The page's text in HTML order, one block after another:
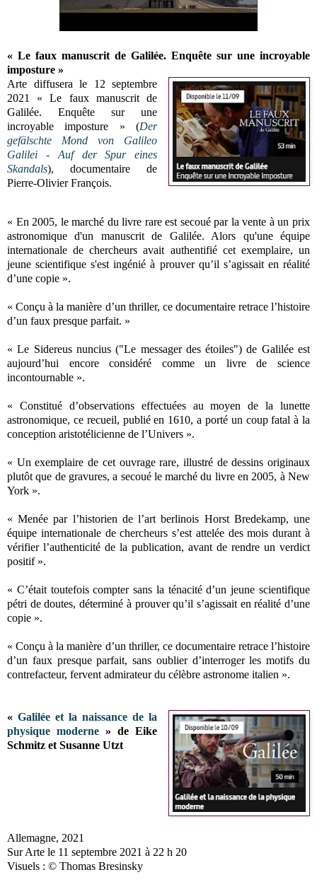
« Le faux manuscrit de Galilée. Enquête sur une incroyable
imposture »
Arte diffusera le 12 septembre
2021 « Le faux manuscrit de
Galilée. Enquête sur une
incroyable imposture » (Der
gefälschte Mond von Galileo
Galilei - Auf der Spur eines
Skandals), documentaire de
Pierre-Olivier François.
« En 2005, le marché du livre rare est secoué par la vente à un prix
astronomique d'un manuscrit de Galilée. Alors qu'une équipe
internationale de chercheurs avait authentifié cet exemplaire, un
jeune scientifique s'est ingénié à prouver qu’il s’agissait en réalité
d’une copie ».
« Conçu à la manière d’un thriller, ce documentaire retrace l’histoire
d’un faux presque parfait. »
« Le Sidereus nuncius ("Le messager des étoiles") de Galilée est
aujourd’hui encore considéré comme un livre de science
incontournable ».
« Constitué d’observations effectuées au moyen de la lunette
astronomique, ce recueil, publié en 1610, a porté un coup fatal à la
conception aristotélicienne de l’Univers ».
« Un exemplaire de cet ouvrage rare, illustré de dessins originaux
plutôt que de gravures, a secoué le marché du livre en 2005, à New
York ».
« Menée par l’historien de l’art berlinois Horst Bredekamp, une
équipe internationale de chercheurs s’est attelée des mois durant à
vérifier l’authenticité de la publication, avant de rendre un verdict
positif ».
« C’était toutefois compter sans la ténacité d’un jeune scientifique
pétri de doutes, déterminé à prouver qu’il s’agissait en réalité d’une
copie ».
« Conçu à la manière d’un thriller, ce documentaire retrace l’histoire
d’un faux presque parfait, sans oublier d’interroger les motifs du
contrefacteur, fervent admirateur du célèbre astronome italien ».
«Galilée et la naissance de la
physique moderne » de Eike
Schmitz et Susanne Utzt
Allemagne, 2021
Sur Arte le 11 septembre 2021 à 22 h 20
Visuels : © Thomas Bresinsky